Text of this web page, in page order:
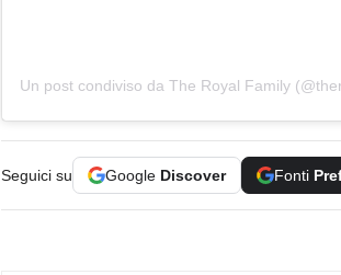
Un post condiviso da The Royal Family
Seguici su Google Discover Fonti